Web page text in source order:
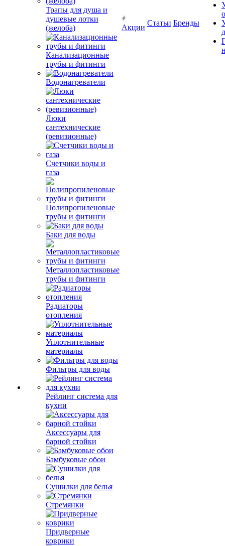
Трапы для душа и
душевые лотки
(желоба)
Канализационные
трубы и фитинги
Водонагреватели
Люки
сантехнические
(ревизионные)
Счетчики воды и
газа
Полипропиленовые
трубы и фитинги
Баки для воды
Металлопластиковые
трубы и фитинги
Радиаторы
отопления
Уплотнительные
материалы
Фильтры для воды
Рейлинг система для
кухни
Аксессуары для
барной стойки
Бамбуковые обои
Сушилки для белья
Стремянки
Придверные
коврики
Акции
Статьи Бренды